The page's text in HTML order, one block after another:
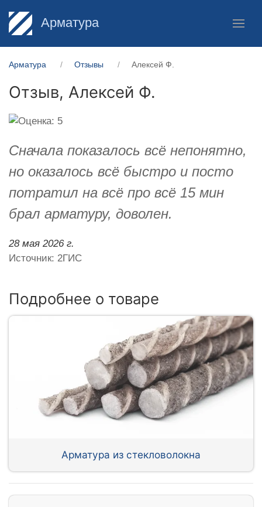
Арматура
Арматура Отзывы Алексей Ф.
Отзыв, Алексей Ф.
Сначала показалось всё непонятно,
но оказалось всё быстро и посто
потратил на всё про всё 15 мин
брал арматуру, доволен.
28 мая 2026 г.
Источник: 2ГИС
Подробнее о товаре
Арматура из стекловолокна